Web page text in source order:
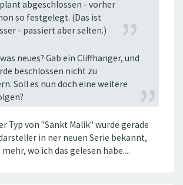
abgeschlossen - vorher
so festgelegt. (Das ist
- passiert aber selten.)
neues? Gab ein Cliffhanger, und
beschlossen nicht zu
Soll es nun doch eine weitere
Typ von "Sankt Malik" wurde gerade
in ner neuen Serie bekannt,
wo ich das gelesen habe....